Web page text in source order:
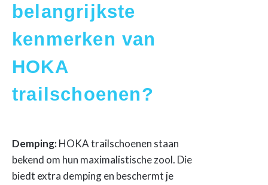
belangrijkste
kenmerken van
HOKA
trailschoenen?
Demping:HOKA trailschoenen staan
bekend om hun maximalistische zool. Die
biedt extra demping en beschermt je